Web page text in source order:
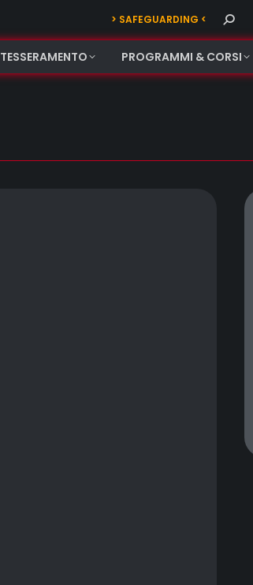
> SAFEGUARDING < Search:
TESSERAMENTO PROGRAMMI & CORSI